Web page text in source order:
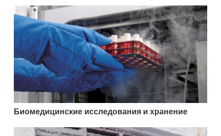
Биомедицинские исследования и хранение